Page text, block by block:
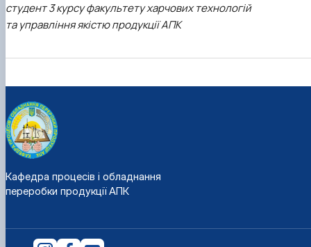
студент 3 курсу факультету харчових технологій
та управління якістю продукції АПК
Кафедра процесів і обладнання
переробки продукції АПК